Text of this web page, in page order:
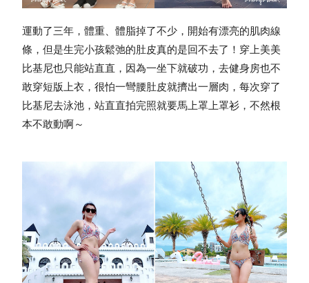
運動了三年，體重、體脂掉了不少，開始有漂亮的肌肉線
條，但是生完小孩鬆弛的肚皮真的是回不去了！ 穿上美美
比基尼也只能站直直，因為一坐下就破功，去健身房也不
敢穿短版上衣，很怕一彎腰肚皮就擠出一層肉，每次穿了
比基尼去泳池，站直直拍完照就要馬上罩上罩衫，不然根
本不敢動啊～